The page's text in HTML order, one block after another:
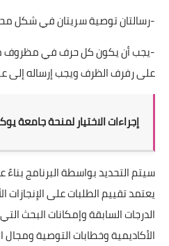
-رسالتان توصية سريتان في شكل
-يجب أن يكون كل حرف في مظروف
على رفرف الظرف ويجب إرساله إلى
إجراءات الاختيار لمنحة جامعة
سيتم التحديد بواسطة البرنامج
يعتمد تقييم الطلبات على
الدرجات السابقة وإمكانات البحث
الأكاديمية وخطابات التوصية